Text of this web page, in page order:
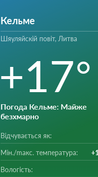
Кельме
Шяуляйскій повіт, Литва
+17°
Погода Кельме: Майже
безхмарно
Відчувається як:
Мін./mакс. температура:
Вологість: